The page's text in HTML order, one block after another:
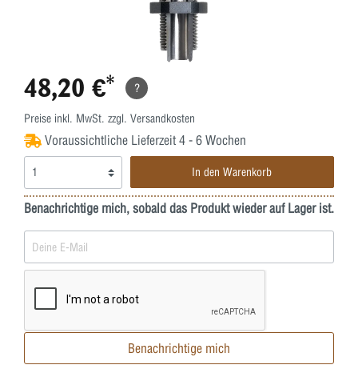
48,20 €* ?
Preise inkl. MwSt. zzgl. Versandkosten
Voraussichtliche Lieferzeit 4 - 6 Wochen
In den Warenkorb
Benachrichtige mich, sobald das Produkt wieder auf Lager ist.
Benachrichtige mich